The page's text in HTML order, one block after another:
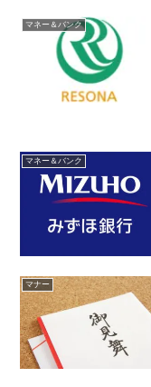
マネー＆バンク
マネー＆バンク
マナー